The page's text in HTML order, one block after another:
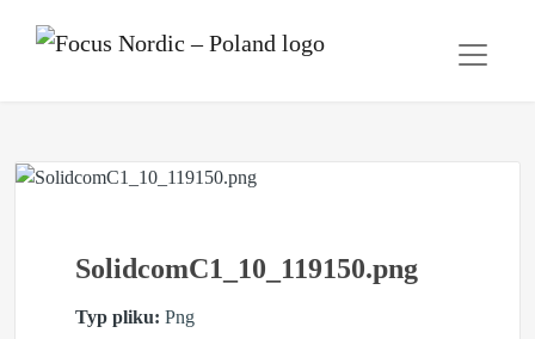
SolidcomC1_10_119150.png
Typ pliku: Png